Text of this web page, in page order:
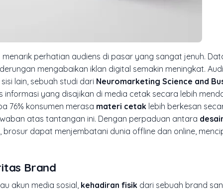
perhatian audiens di pasar yang sangat jenuh.
mengabaikan iklan digital semakin meningkat.
lain, sebuah studi dari Neuromarketing Science and
yang disajikan di media cetak secara lebih
76% konsumen merasa materi cetak lebih berkesan
atas tantangan ini. Dengan perpaduan antara
, brosur dapat menjembatani dunia offline dan online,
Brand
akun media sosial, kehadiran fisik dari sebuah brand